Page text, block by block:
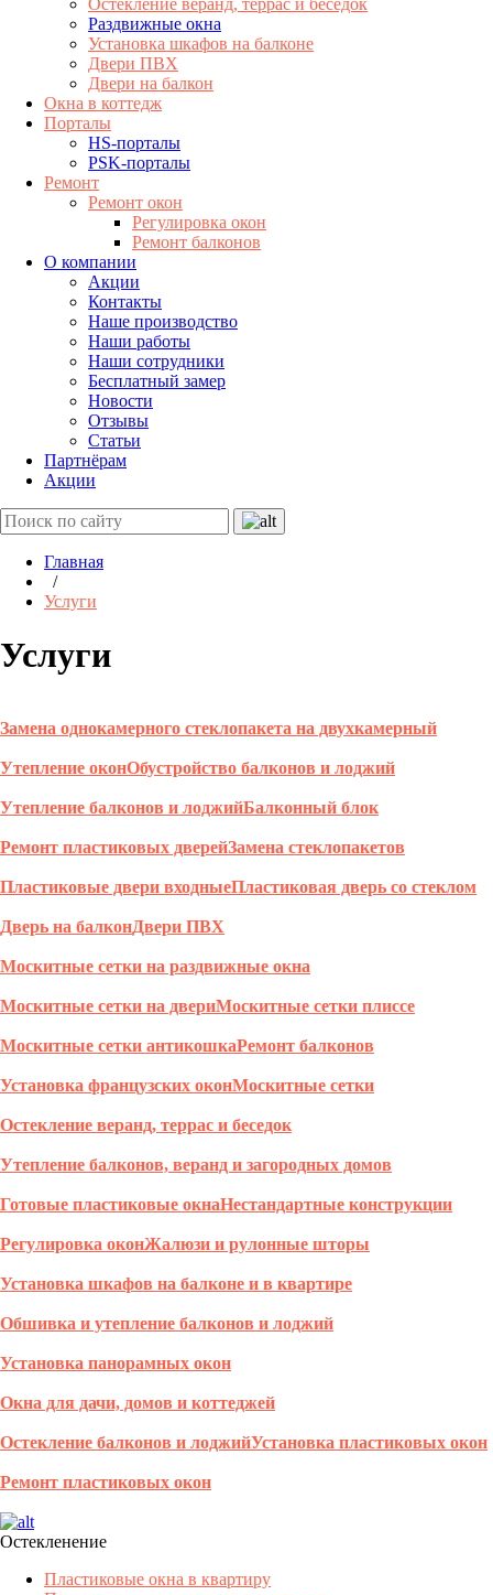
Остекление веранд, террас и беседок
Раздвижные окна
Установка шкафов на балконе
Двери ПВХ
Двери на балкон
Окна в коттедж
Порталы
HS-порталы
PSK-порталы
Ремонт
Ремонт окон
Регулировка окон
Ремонт балконов
О компании
Акции
Контакты
Наше производство
Наши работы
Наши сотрудники
Бесплатный замер
Новости
Отзывы
Статьи
Партнёрам
Акции
Главная
/
Услуги
Услуги
Замена однокамерного стеклопакета на двухкамерный
Утепление оконОбустройство балконов и лоджий
Утепление балконов и лоджийБалконный блок
Ремонт пластиковых дверейЗамена стеклопакетов
Пластиковые двери входныеПластиковая дверь со стеклом
Дверь на балконДвери ПВХ
Москитные сетки на раздвижные окна
Москитные сетки на двериМоскитные сетки плиссе
Москитные сетки антикошкаРемонт балконов
Установка французских оконМоскитные сетки
Остекление веранд, террас и беседок
Утепление балконов, веранд и загородных домов
Готовые пластиковые окнаНестандартные конструкции
Регулировка оконЖалюзи и рулонные шторы
Установка шкафов на балконе и в квартире
Обшивка и утепление балконов и лоджий
Установка панорамных окон
Окна для дачи, домов и коттеджей
Остекление балконов и лоджийУстановка пластиковых окон
Ремонт пластиковых окон
Остекленение
Пластиковые окна в квартиру